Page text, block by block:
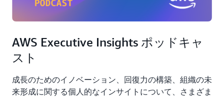
AWS Executive Insights ポッドキャ
スト
成長のためのイノベーション、回復力の構築、組織の未
来形成に関する個人的なインサイトについて、さまざま